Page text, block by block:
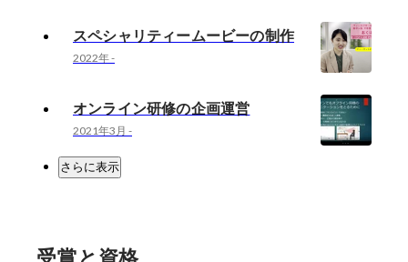
スペシャリティームービーの制作
2022年-
オンライン研修の企画運営
2021年3月 -
さらに表示